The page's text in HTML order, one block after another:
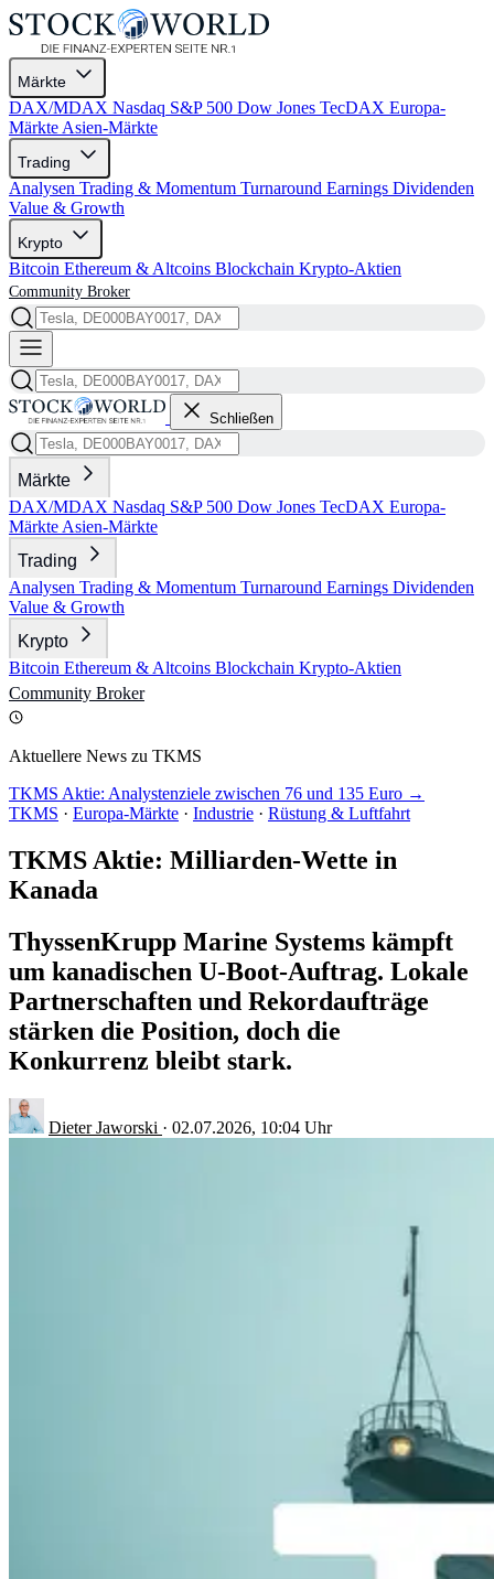
Märkte
DAX/MDAX Nasdaq S&P 500 Dow Jones TecDAX Europa-
Märkte Asien-Märkte
Trading
Analysen Trading & Momentum Turnaround Earnings Dividenden
Value & Growth
Krypto
Bitcoin Ethereum & Altcoins Blockchain Krypto-Aktien
Community Broker
Schließen
Märkte
DAX/MDAX Nasdaq S&P 500 Dow Jones TecDAX Europa-
Märkte Asien-Märkte
Trading
Analysen Trading & Momentum Turnaround Earnings Dividenden
Value & Growth
Krypto
Bitcoin Ethereum & Altcoins Blockchain Krypto-Aktien
Community Broker
Aktuellere News zu TKMS
TKMS Aktie: Analystenziele zwischen 76 und 135 Euro →
TKMS · Europa-Märkte · Industrie · Rüstung & Luftfahrt
TKMS Aktie: Milliarden-Wette in
Kanada
ThyssenKrupp Marine Systems kämpft
um kanadischen U-Boot-Auftrag. Lokale
Partnerschaften und Rekordaufträge
stärken die Position, doch die
Konkurrenz bleibt stark.
Dieter Jaworski · 02.07.2026, 10:04 Uhr